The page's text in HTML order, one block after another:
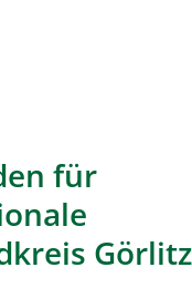
für
Görlitz